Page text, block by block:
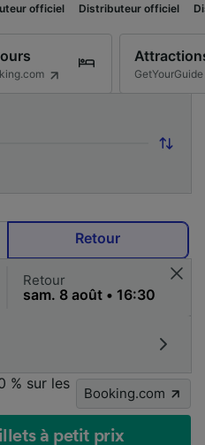
Distributeur officiel Distributeur
GetYourGuide
Retour
Retour
% sur les
Booking.com
à petit prix